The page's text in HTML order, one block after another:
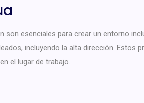
esenciales para crear un entorno
incluyendo la alta dirección. Estos
el lugar de trabajo.